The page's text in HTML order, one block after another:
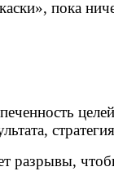
пока
разрывы,